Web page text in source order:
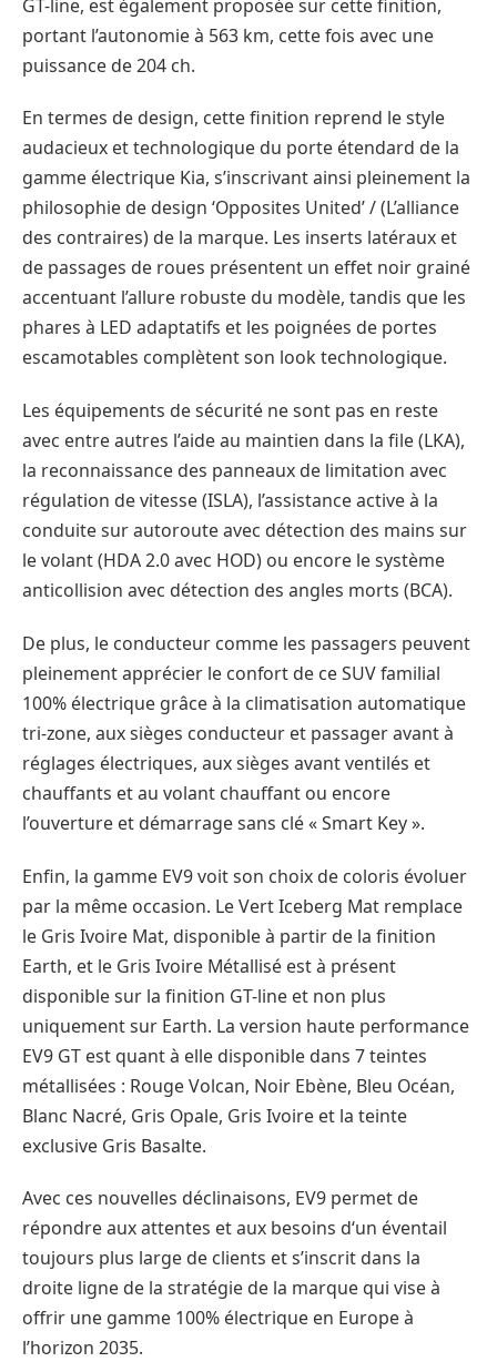
GT-line, est également proposée sur cette finition,
portant l’autonomie à 563 km, cette fois avec une
puissance de 204 ch.
En termes de design, cette finition reprend le style
audacieux et technologique du porte étendard de la
gamme électrique Kia, s’inscrivant ainsi pleinement la
philosophie de design ‘Opposites United’ / (L’alliance
des contraires) de la marque. Les inserts latéraux et
de passages de roues présentent un effet noir grainé
accentuant l’allure robuste du modèle, tandis que les
phares à LED adaptatifs et les poignées de portes
escamotables complètent son look technologique.
Les équipements de sécurité ne sont pas en reste
avec entre autres l’aide au maintien dans la file (LKA),
la reconnaissance des panneaux de limitation avec
régulation de vitesse (ISLA), l’assistance active à la
conduite sur autoroute avec détection des mains sur
le volant (HDA 2.0 avec HOD) ou encore le système
anticollision avec détection des angles morts (BCA).
De plus, le conducteur comme les passagers peuvent
pleinement apprécier le confort de ce SUV familial
100% électrique grâce à la climatisation automatique
tri-zone, aux sièges conducteur et passager avant à
réglages électriques, aux sièges avant ventilés et
chauffants et au volant chauffant ou encore
l’ouverture et démarrage sans clé « Smart Key ».
Enfin, la gamme EV9 voit son choix de coloris évoluer
par la même occasion. Le Vert Iceberg Mat remplace
le Gris Ivoire Mat, disponible à partir de la finition
Earth, et le Gris Ivoire Métallisé est à présent
disponible sur la finition GT-line et non plus
uniquement sur Earth. La version haute performance
EV9 GT est quant à elle disponible dans 7 teintes
métallisées : Rouge Volcan, Noir Ebène, Bleu Océan,
Blanc Nacré, Gris Opale, Gris Ivoire et la teinte
exclusive Gris Basalte.
Avec ces nouvelles déclinaisons, EV9 permet de
répondre aux attentes et aux besoins d‘un éventail
toujours plus large de clients et s’inscrit dans la
droite ligne de la stratégie de la marque qui vise à
offrir une gamme 100% électrique en Europe à
l’horizon 2035.